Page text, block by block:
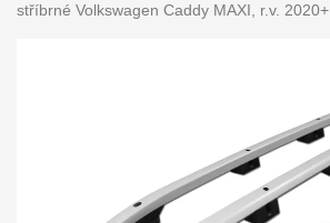
stříbrné Volkswagen Caddy MAXI, r.v. 2020+